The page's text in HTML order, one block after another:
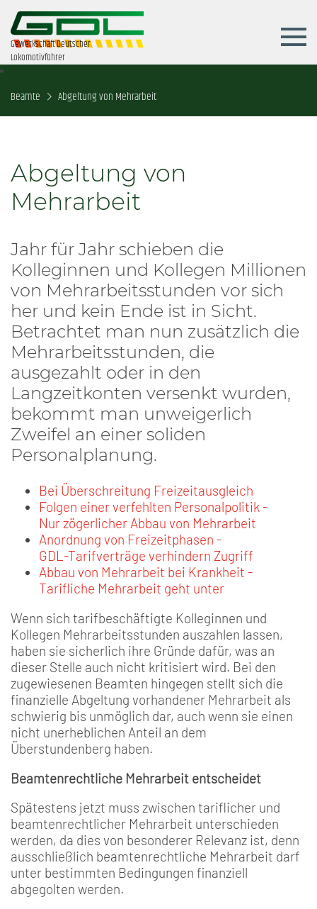
Gewerkschaft Deutscher
Lokomotivführer
Beamte Abgeltung von Mehrarbeit
Abgeltung von
Mehrarbeit
Jahr für Jahr schieben die
Kolleginnen und Kollegen Millionen
von Mehrarbeitsstunden vor sich
her und kein Ende ist in Sicht.
Betrachtet man nun zusätzlich die
Mehrarbeitsstunden, die
ausgezahlt oder in den
Langzeitkonten versenkt wurden,
bekommt man unweigerlich
Zweifel an einer soliden
Personalplanung.
Bei Überschreitung Freizeitausgleich
Folgen einer verfehlten Personalpolitik -
Nur zögerlicher Abbau von Mehrarbeit
Anordnung von Freizeitphasen -
GDL-Tarifverträge verhindern Zugriff
Abbau von Mehrarbeit bei Krankheit -
Tarifliche Mehrarbeit geht unter
Wenn sich tarifbeschäftigte Kolleginnen und
Kollegen Mehrarbeitsstunden auszahlen lassen,
haben sie sicherlich ihre Gründe dafür, was an
dieser Stelle auch nicht kritisiert wird. Bei den
zugewiesenen Beamten hingegen stellt sich die
finanzielle Abgeltung vorhandener Mehrarbeit als
schwierig bis unmöglich dar, auch wenn sie einen
nicht unerheblichen Anteil an dem
Überstundenberg haben.
Beamtenrechtliche Mehrarbeit entscheidet
Spätestens jetzt muss zwischen tariflicher und
beamtenrechtlicher Mehrarbeit unterschieden
werden, da dies von besonderer Relevanz ist, denn
ausschließlich beamtenrechtliche Mehrarbeit darf
unter bestimmten Bedingungen finanziell
abgegolten werden.